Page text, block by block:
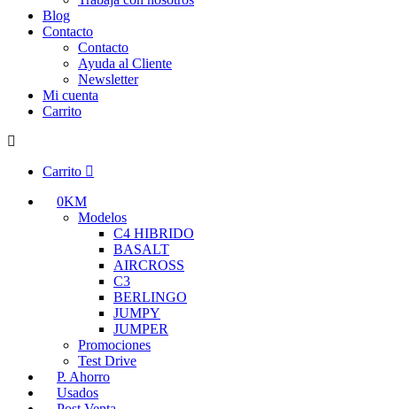
Blog
Contacto
Contacto
Ayuda al Cliente
Newsletter
Mi cuenta
Carrito
Carrito
0KM
Modelos
C4 HIBRIDO
BASALT
AIRCROSS
C3
BERLINGO
JUMPY
JUMPER
Promociones
Test Drive
P. Ahorro
Usados